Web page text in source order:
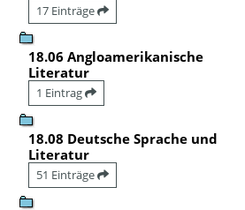
17 Einträge
18.06 Angloamerikanische
Literatur
1 Eintrag
18.08 Deutsche Sprache und
Literatur
51 Einträge